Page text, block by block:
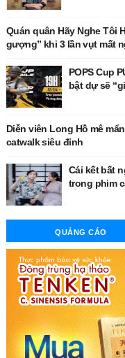
Quán quân Hãy Nghe Tôi
gượng” khi 3 lần vụt mất
POPS Cup
bật dự sẽ
Diễn viên Long Hồ mê
catwalk siêu đỉnh
Cái kết bất
trong phim
QUẢNG CÁO